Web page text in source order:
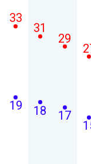
19
33
18
31
17
29